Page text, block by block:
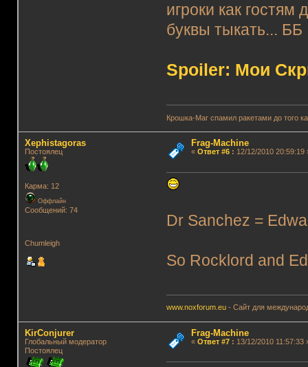
игроки как
буквы тыкать... ББ
Spoiler: Мои
Крошка-Маг спамил ракетами до того
Xephistagoras
Постоялец
Карма: 12
Оффлайн
Сообщений: 74
Chumleigh
Frag-Machine
« Ответ #6: 12/12/2010 20:59:19
Dr Sanchez =
So Rocklord and
www.noxforum.eu - Сайт для
KirConjurer
Глобальный модератор
Постоялец
Frag-Machine
« Ответ #7: 13/12/2010 11:57:33